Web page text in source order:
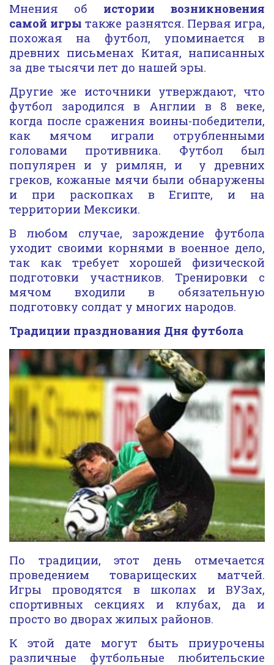
Мнения об истории возникновения
самой игры также разнятся. Первая игра,
похожая на футбол, упоминается в
древних письменах Китая, написанных
за две тысячи лет до нашей эры.
Другие же источники утверждают, что
футбол зародился в Англии в 8 веке,
когда после сражения воины-победители,
как мячом играли отрубленными
головами противника. Футбол был
популярен и у римлян, и у древних
греков, кожаные мячи были обнаружены
и при раскопках в Египте, и на
территории Мексики.
В любом случае, зарождение футбола
уходит своими корнями в военное дело,
так как требует хорошей физической
подготовки участников. Тренировки с
мячом входили в обязательную
подготовку солдат у многих народов.
Традиции празднования Дня футбола
По традиции, этот день отмечается
проведением товарищеских матчей.
Игры проводятся в школах и ВУЗах,
спортивных секциях и клубах, да и
просто во дворах жилых районов.
К этой дате могут быть приурочены
различные футбольные любительские